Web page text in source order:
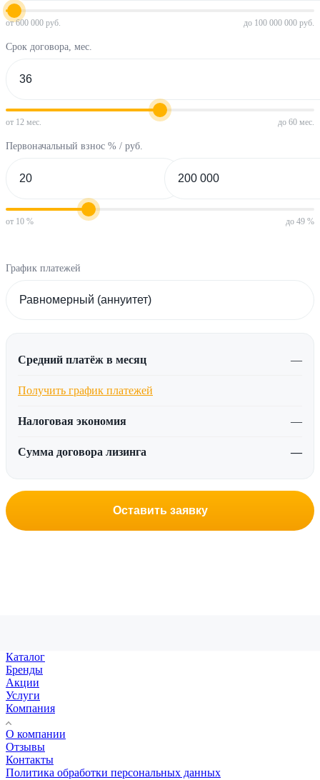
от 600 000 руб. до 100 000 000 руб.
Срок договора, мес.
от 12 мес. до 60 мес.
Первоначальный взнос % / руб.
от 10 % до 49 %
График платежей
Средний платёж в месяц —
Получить график платежей
Налоговая экономия —
Сумма договора лизинга —
Оставить заявку
Каталог
Бренды
Акции
Услуги
Компания
О компании
Отзывы
Контакты
Политика обработки персональных данных